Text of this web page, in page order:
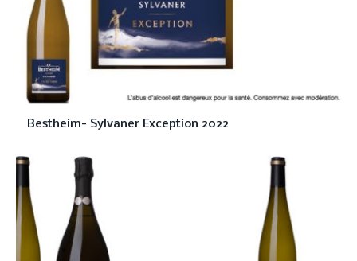
Bestheim- Sylvaner Exception 2022